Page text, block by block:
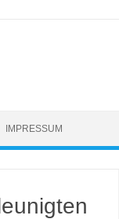
IMPRESSUM